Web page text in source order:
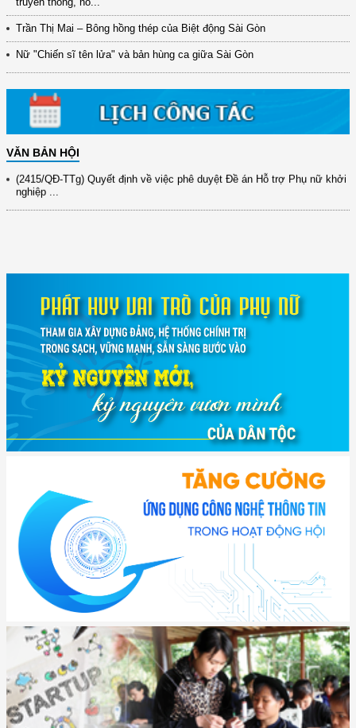
Trần Thị Mai – Bông hồng thép của Biệt động Sài Gòn
Nữ "Chiến sĩ tên lửa" và bản hùng ca giữa Sài Gòn
VĂN BẢN HỘI
(12/TB-HĐKH) V/v đăng ký, đề xuất nhiệm vụ Khoa học, công nghệ và
đổi mới ...
(898/KH/ĐCT) Kế hoạch thực hiện Quyết định số 2415/QĐ-TTg ngày
31/10/2025 ...
(417/QĐ-BNNMT) Quyết định phê duyệt Chương trình mục tiêu quốc gia
xây dựng ...
(891/KH-ĐCT) Kế hoạch thực hiện Nghị quyết số 72-NQ/TW ngày
(2415/QĐ-TTg) Quyết định về việc phê duyệt Đề án Hỗ trợ Phụ nữ khởi
nghiệp ...